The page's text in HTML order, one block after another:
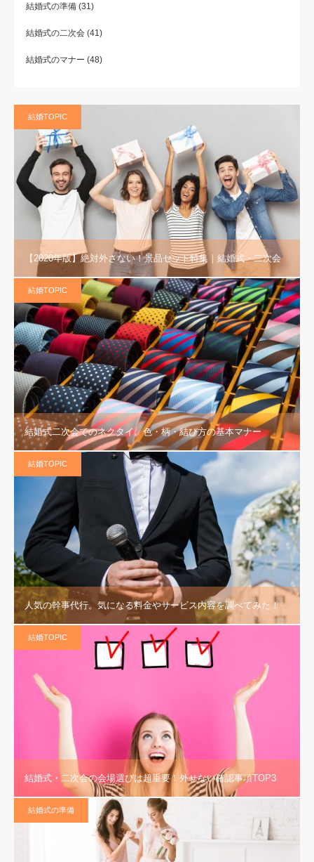
結婚式の準備 (31)
結婚式の二次会 (41)
結婚式のマナー (48)
結婚TOPIC
【2020年版】絶対外さない！景品セット特集｜結婚式・二次会
結婚TOPIC
結婚式二次会でのネクタイ。色・柄・結び方の基本マナー
結婚TOPIC
人気の幹事代行。気になる料金やサービス内容を調べてみた！
結婚TOPIC
結婚式・二次会の会場選びは超重要！外せない確認事項TOP3
結婚式の準備